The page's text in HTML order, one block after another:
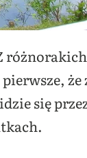
że
się